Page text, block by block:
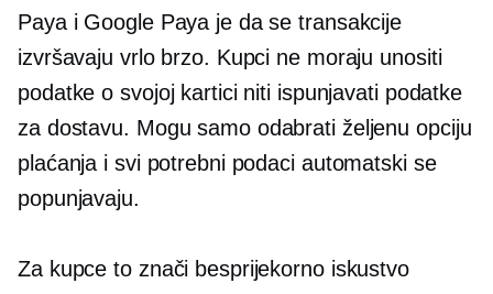
Paya i Google Paya je da se transakcije
izvršavaju vrlo brzo. Kupci ne moraju unositi
podatke o svojoj kartici niti ispunjavati podatke
za dostavu. Mogu samo odabrati željenu opciju
plaćanja i svi potrebni podaci automatski se
popunjavaju.
Za kupce to znači besprijekorno iskustvo